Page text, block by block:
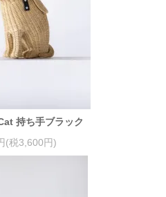
持ち手ブラック
(税3,600円)